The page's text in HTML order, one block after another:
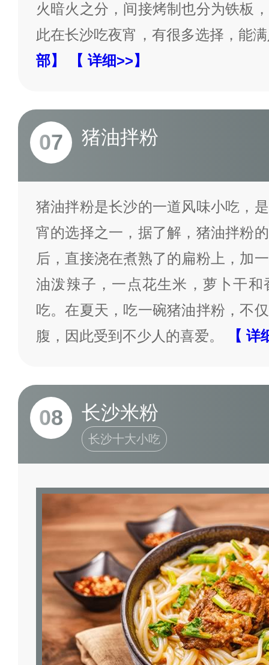
火暗火之分，间接烤制也分为铁板
此在长沙吃夜宵，有很多选择，能
部】
【 详细>>】
07 猪油拌粉
猪油拌粉是长沙的一道风味小吃，
宵的选择之一，据了解，猪油拌粉
后，直接浇在煮熟了的扁粉上，加
油泼辣子，一点花生米，萝卜干
吃。在夏天，吃一碗猪油拌粉，不
腹，因此受到不少人的喜爱。
【 详
08 长沙米粉
长沙十大小吃